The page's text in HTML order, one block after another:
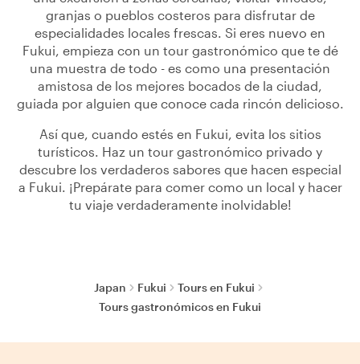
granjas o pueblos costeros para disfrutar de
especialidades locales frescas. Si eres nuevo en
Fukui, empieza con un tour gastronómico que te dé
una muestra de todo - es como una presentación
amistosa de los mejores bocados de la ciudad,
guiada por alguien que conoce cada rincón delicioso.
Así que, cuando estés en Fukui, evita los sitios
turísticos. Haz un tour gastronómico privado y
descubre los verdaderos sabores que hacen especial
a Fukui. ¡Prepárate para comer como un local y hacer
tu viaje verdaderamente inolvidable!
Japan Fukui
Tours en Fukui
Tours gastronómicos en Fukui